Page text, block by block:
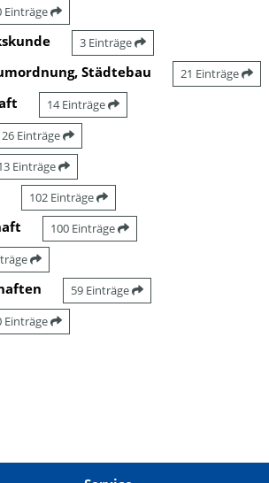
Einträge
3 Einträge
Städtebau 21 Einträge
14 Einträge
26 Einträge
Einträge
102 Einträge
100 Einträge
59 Einträge
Einträge